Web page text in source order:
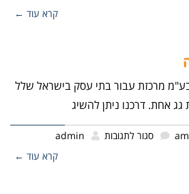
קרא עוד ←
בע"מ מרכזת עבור בתי עסק בישראל שלל
אחת. דרכנו ניתן להשיג
סגור לתגובות
admin
קרא עוד ←